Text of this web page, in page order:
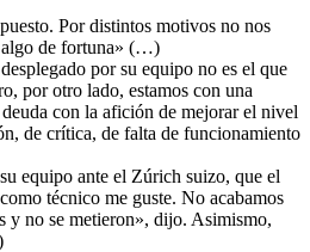
Por distintos motivos no nos
algo de fortuna» (…)
por su equipo no es el que
por otro lado, estamos con una
con la afición de mejorar el nivel
de crítica, de falta de funcionamiento
equipo ante el Zúrich suizo, que el
técnico me guste. No acabamos
y no se metieron», dijo. Asimismo,